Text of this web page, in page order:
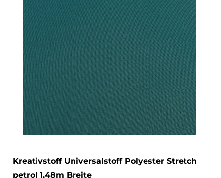
Kreativstoff Universalstoff Polyester Stretch
petrol 1,48m Breite